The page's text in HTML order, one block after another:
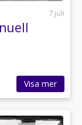
7 juli
Visa mer